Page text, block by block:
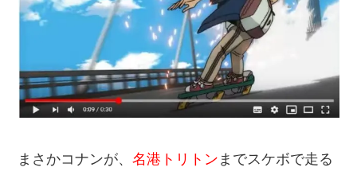
まさかコナンが、名港トリトン までスケボで走る